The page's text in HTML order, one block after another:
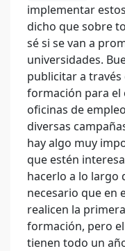
implementar
dicho que sobre
sé si se van a
universidades.
publicitar a
formación para el
oficinas de
diversas
hay algo muy
que estén
hacerlo a lo largo
necesario que en
realicen la
formación, pero
tienen todo un